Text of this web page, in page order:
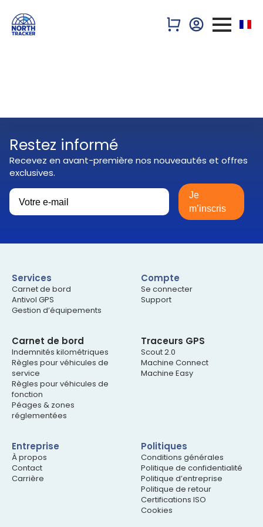
Restez informé
Recevez en avant-première nos nouveautés et offres
exclusives.
Je
m’inscris
Services
Carnet de bord
Antivol GPS
Gestion d’équipements
Compte
Se connecter
Support
Carnet de bord
Indemnités kilométriques
Règles pour véhicules de
service
Règles pour véhicules de
fonction
Péages & zones
réglementées
Traceurs GPS
Scout 2.0
Machine Connect
Machine Easy
Entreprise
À propos
Contact
Carrière
Politiques
Conditions générales
Politique de confidentialité
Politique d’entreprise
Politique de retour
Certifications ISO
Cookies